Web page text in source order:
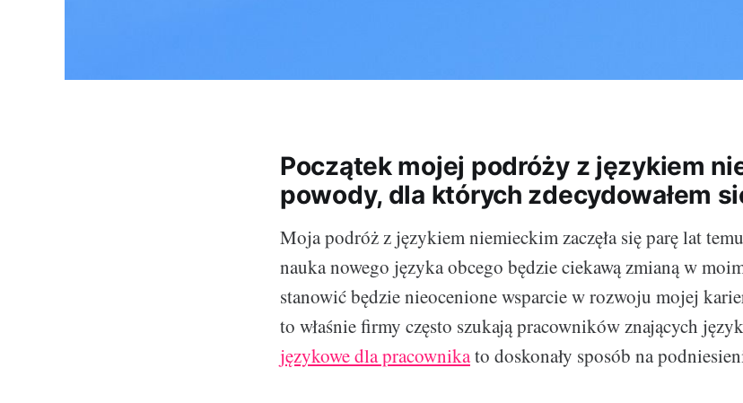
Początek mojej podróży z językiem
powody, dla których zdecydowałem
Moja podróż z językiem niemieckim zaczęła się parę lat
nauka nowego języka obcego będzie ciekawą zmianą w
stanowić będzie nieocenione wsparcie w rozwoju mojej
to właśnie firmy często szukają pracowników znających
językowe dla pracownikato doskonały sposób na